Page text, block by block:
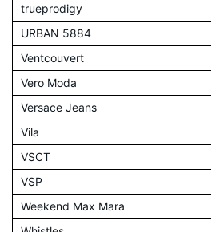
trueprodigy
URBAN 5884
Ventcouvert
Vero Moda
Versace Jeans
Vila
VSCT
VSP
Weekend Max Mara